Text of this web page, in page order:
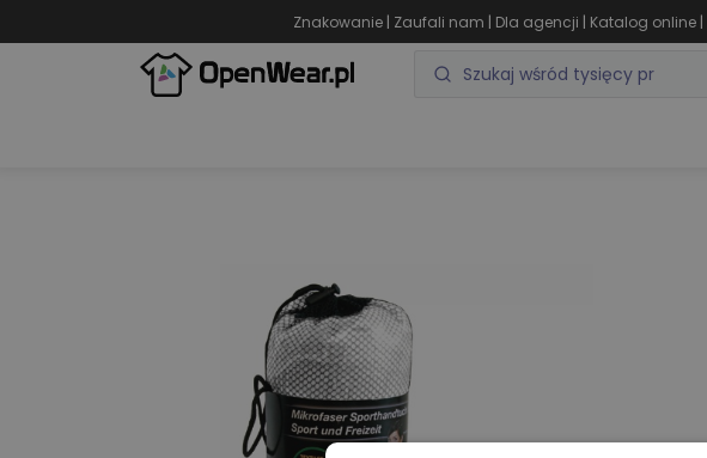
Znakowanie | Zaufali nam | Dla agencji | Katalog online |